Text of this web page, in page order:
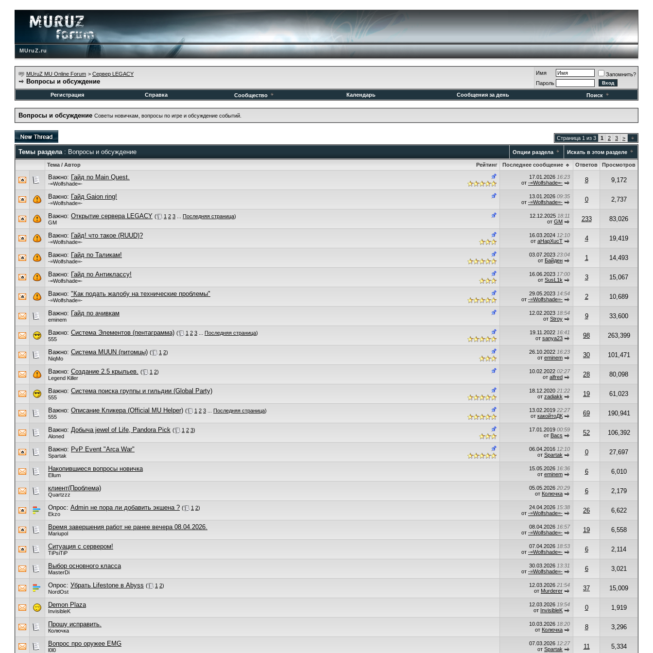
MUruZ.ru
MUruZ MU Online Forum > Сервер LEGACY
Вопросы и обсуждение
Имя
Запомнить?
Пароль
Регистрация
Справка Сообщество Календарь Сообщения за день Поиск
Вопросы и обсуждение Советы новичкам, вопросы по игре и обсуждение событий.
Страница 1 из 3 1 2 3 >
Темы раздела: Вопросы и обсуждение Опции раздела Искать в этом разделе
Рейтинг
Тема / Автор Последнее сообщение Ответов Просмотров
Важно: Гайд по Main Quest.
-=Wolfshade=-
17.01.2026 16:23
от -=Wolfshade=- 8 9,172
Важно: Гайд Gaion ring!
-=Wolfshade=-
13.01.2026 09:35
от -=Wolfshade=- 0 2,737
Важно: Открытие сервера LEGACY ( 1 2 3 Последняя страница)
GM
12.12.2025 18:11
от GM 233 83,026
Важно: Гайд! что такое (RUUD)?
-=Wolfshade=-
16.03.2024 12:10
от aHapXucT 4 19,419
Важно: Гайд по Таликам!
-=Wolfshade=-
03.07.2023 23:04
от Байден 1 14,493
Важно: Гайд по Антиклассу!
-=Wolfshade=-
16.06.2023 17:00
от SusL1k 3 15,067
Важно: "Как подать жалобу на технические проблемы"
-=Wolfshade=-
29.05.2023 14:54
от -=Wolfshade=- 2 10,689
Важно: Гайд по ачивкам
eminem
12.02.2023 18:54
от Stroy 9 33,600
Важно: Система Элементов (пентаграмма) ( 1 2 3 Последняя страница)
555
19.11.2022 16:41
от sanya23 98 263,399
Важно: Система MUUN (питомцы) ( 1 2)
NiqMo
26.10.2022 16:23
от eminem 30 101,471
Важно: Создание 2.5 крыльев. ( 1 2)
Legend Killer
10.02.2022 02:27
от alfred 28 80,098
Важно: Система поиска группы и гильдии (Global Party)
555
18.12.2020 21:22
от zadiakk 19 61,023
Важно: Описание Кликера (Official MU Helper) ( 1 2 3 Последняя страница)
555
13.02.2019 22:27
от какойтоДК 69 190,941
Важно: Добыча jewel of Life, Pandora Pick ( 1 2 3)
Aloned
17.01.2019 00:59
от Bacs 52 106,392
Важно: PvP Event "Arca War"
Spartak
06.04.2016 12:10
от Spartak 0 27,697
Накопившиеся вопросы новичка
Ellum
15.05.2026 16:36
от eminem 6 6,010
клиент(Проблема)
Quartzzz
05.05.2026 20:29
от Колючка 6 2,179
Опрос: Admin не пора ли добавить экшена ? ( 1 2)
Ekzo
24.04.2026 15:38
от -=Wolfshade=- 26 6,622
Время завершения работ не ранее вечера 08.04.2026.
Mariupol
08.04.2026 16:57
от -=Wolfshade=- 19 6,558
Ситуация с сервером!
TiPsiTiP
07.04.2026 18:53
от -=Wolfshade=- 6 2,114
Выбор основного класса
MasterDi
30.03.2026 13:31
от -=Wolfshade=- 6 3,021
Опрос: Убрать Lifestone в Abyss ( 1 2)
NordOst
12.03.2026 21:54
от Murderer 37 15,009
Demon Plaza
InvisibleK
12.03.2026 19:54
от InvisibleK 0 1,919
Прошу исправить.
Колючка
10.03.2026 18:20
от Колючка 8 3,296
Вопрос про оружее EMG
l0l0
07.03.2026 12:27
от Spartak 11 5,334